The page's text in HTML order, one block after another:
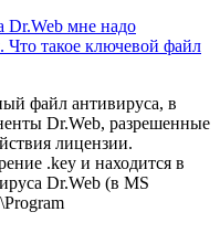
Dr.Web мне надо
Что такое ключевой файл
файл антивируса, в
Dr.Web, разрешенные
лицензии.
.key и находится в
Dr.Web (в MS